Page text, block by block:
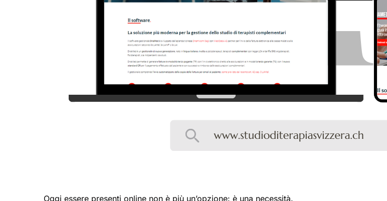
Oggi essere presenti online non è più un’opzione: è una necessità.